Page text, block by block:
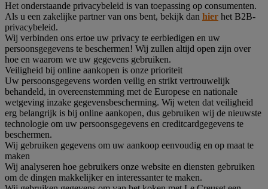
Het onderstaande privacybeleid is van toepassing op consumenten.
Als u een zakelijke partner van ons bent, bekijk dan hier het B2B-
privacybeleid.
Wij verbinden ons ertoe uw privacy te eerbiedigen en uw
persoonsgegevens te beschermen! Wij zullen altijd open zijn over
hoe en waarom we uw gegevens gebruiken.
Veiligheid bij online aankopen is onze prioriteit
Uw persoonsgegevens worden veilig en strikt vertrouwelijk
behandeld, in overeenstemming met de Europese en nationale
wetgeving inzake gegevensbescherming. Wij weten dat veiligheid
erg belangrijk is bij online aankopen, dus gebruiken wij de nieuwste
technologie om uw persoonsgegevens en creditcardgegevens te
beschermen.
Wij gebruiken gegevens om uw aankoop eenvoudig en op maat te
maken
Wij analyseren hoe gebruikers onze website en diensten gebruiken
om de dingen makkelijker en interessanter te maken.